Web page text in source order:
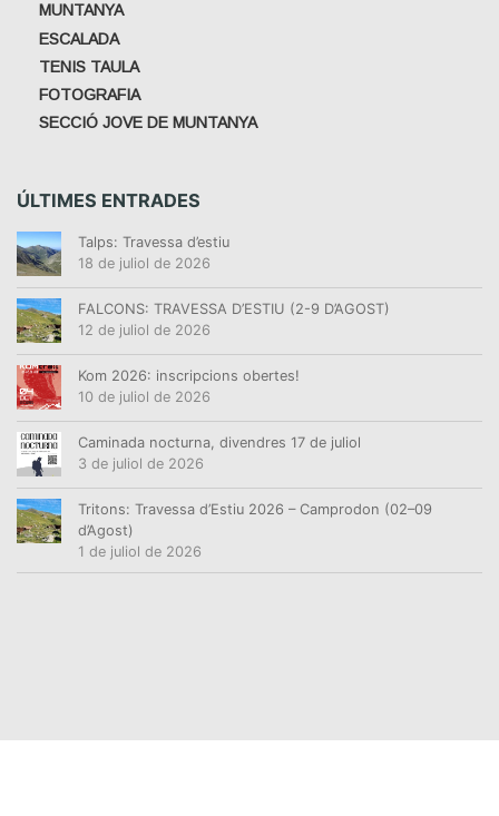
MUNTANYA
ESCALADA
TENIS TAULA
FOTOGRAFIA
SECCIÓ JOVE DE MUNTANYA
ÚLTIMES ENTRADES
Talps: Travessa d’estiu
18 de juliol de 2026
FALCONS: TRAVESSA D’ESTIU (2-9 D’AGOST)
12 de juliol de 2026
Kom 2026: inscripcions obertes!
10 de juliol de 2026
Caminada nocturna, divendres 17 de juliol
3 de juliol de 2026
Tritons: Travessa d’Estiu 2026 – Camprodon (02–09
d’Agost)
1 de juliol de 2026